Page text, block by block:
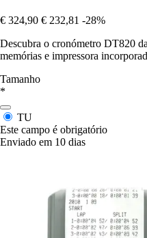
€ 324,90 € 232,81 -28%
Descubra o cronómetro DT820
memórias e impressora
Tamanho
*
TU
Este campo é obrigatório
Enviado em 10 dias